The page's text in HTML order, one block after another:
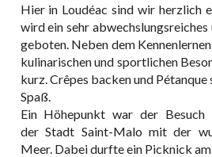
Hier in Loudéac sind wir herzlich
wird ein sehr
geboten. Neben dem
kulinarischen und sportlichen
kurz. Crêpes backen und Pétanque
Spaß.
Ein Höhepunkt war der Besuch
der Stadt Saint-Malo mit der
Meer. Dabei durfte ein Picknick